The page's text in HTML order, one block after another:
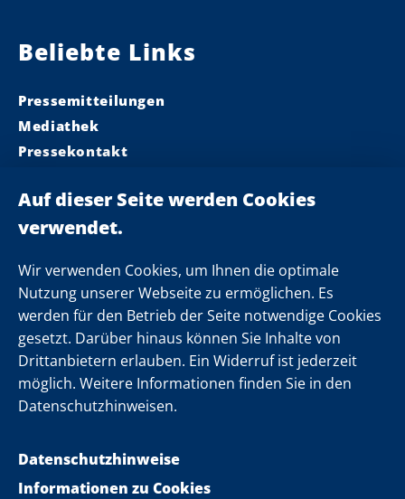
Wir verwenden Cookies, um Ihnen die optimale
Nutzung unserer Webseite zu ermöglichen. Es
werden für den Betrieb der Seite notwendige Cookies
gesetzt. Darüber hinaus können Sie Inhalte von
Drittanbietern erlauben. Ein Widerruf ist jederzeit
möglich. Weitere Informationen finden Sie in den
Datenschutzhinweisen.
Datenschutzhinweise
Informationen zu Cookies
Beliebte Links
Pressemitteilungen
Mediathek
Pressekontakt
Landeskabinett
Einsamkeit
Folgen Sie uns